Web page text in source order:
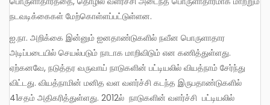
நடவடிக்கைகள் மேற்கொள்ளப்பட்டுள்ளன.
ஐ.நா. அறிக்கை இன்னும் ஐனதாண்டுகளில் நவீன பொருளாதார
அடிப்படையில் செயல்படும் நாடாக மாறிவிடும் என கணித்துள்ளது.
ஏற்கனவே, நடுத்தர வருவாய் நாடுகளின் பட்டியலில் வியத்நாம் சேர்ந்து
விட்டது. வியத்நாமின் மனித வள வளர்ச்சி கடந்த இருபதாண்டுகளில்
41சதம் அதிகரித்துள்ளது. 2012ல் நாடுகளின் வளர்ச்சி பட்டியலில்